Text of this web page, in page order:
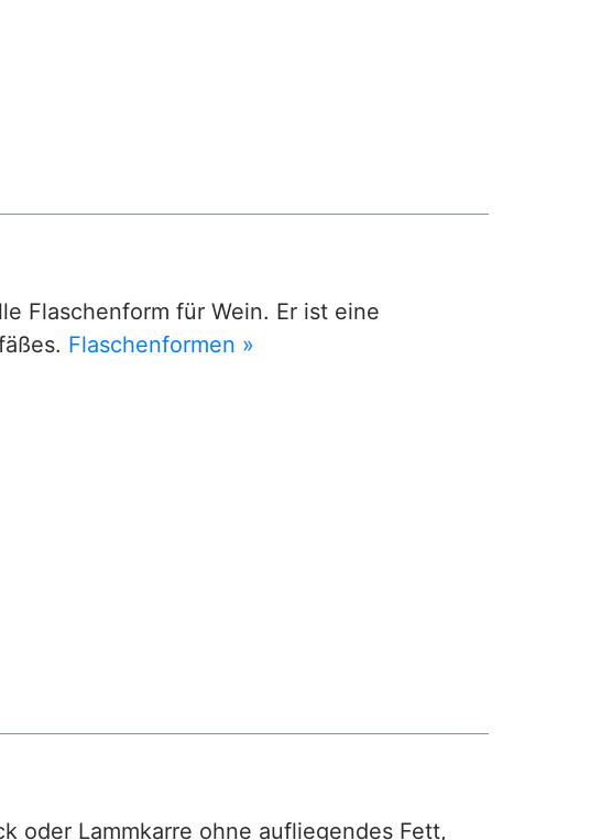
Flaschenform für Wein. Er ist eine
Flaschenformen »
oder Lammkarre ohne aufliegendes Fett,